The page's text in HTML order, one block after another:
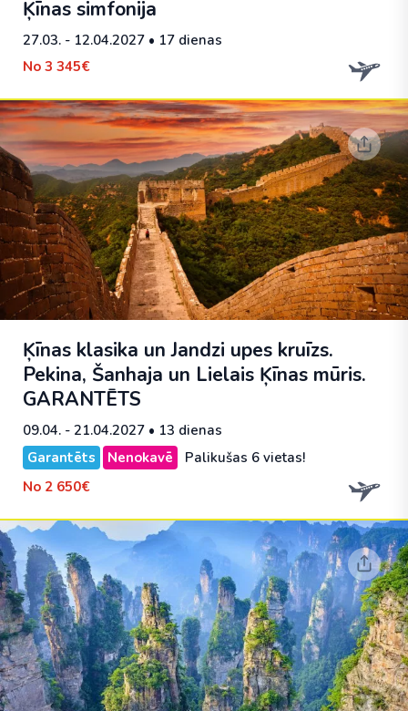
Ķīnas simfonija
27.03. - 12.04.2027 • 17 dienas
No 3 345€
Ķīnas klasika un Jandzi upes kruīzs.
Pekina, Šanhaja un Lielais Ķīnas mūris.
GARANTĒTS
09.04. - 21.04.2027 • 13 dienas
Garantēts
Nenokavē
Palikušas 6 vietas!
No 2 650€